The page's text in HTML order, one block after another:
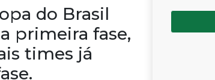
do Brasil
primeira fase,
times já